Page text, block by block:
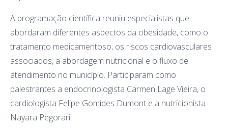
A programação científica reuniu especialistas que
abordaram diferentes aspectos da obesidade, como o
tratamento medicamentoso, os riscos cardiovasculares
associados, a abordagem nutricional e o fluxo de
atendimento no município. Participaram como
palestrantes a endocrinologista Carmen Lage Vieira, o
cardiologista Felipe Gomides Dumont e a nutricionista
Nayara Pegorari.